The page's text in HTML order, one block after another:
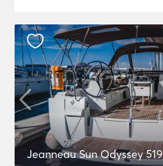
Jeanneau Sun Odyssey 519